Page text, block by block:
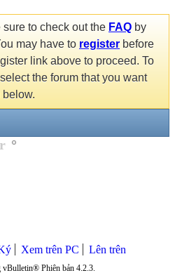
sure to check out the FAQ by
may have to register before
link above to proceed. To
the forum that you want
Xem trên PC Lên trên
vBulletin® Phiên bản 4.2.3.